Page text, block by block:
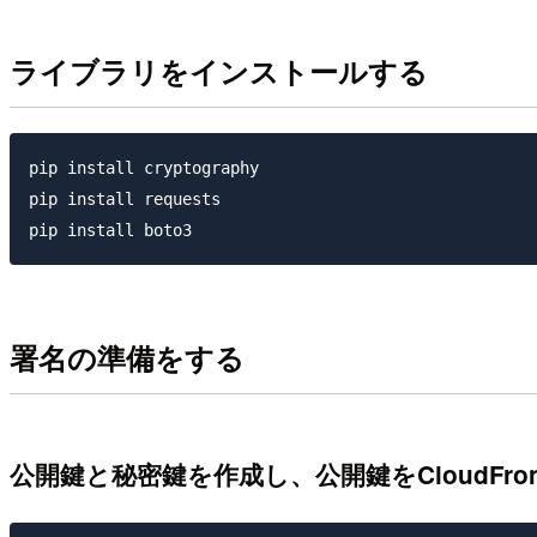
ライブラリをインストールする
pip install cryptography
pip install requests
署名の準備をする
公開鍵と秘密鍵を作成し、公開鍵を